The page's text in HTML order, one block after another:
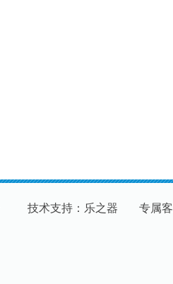
技术支持：乐之器 专属客